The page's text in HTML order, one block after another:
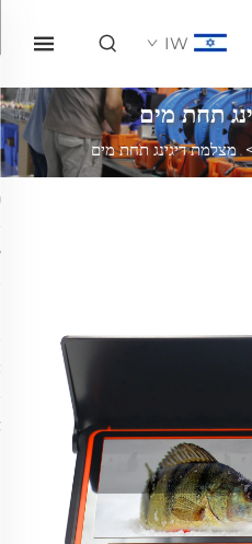
IW
תחת מים
מצלמת דיגינג תחת מים